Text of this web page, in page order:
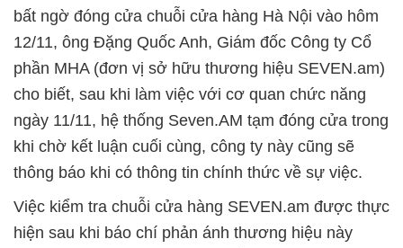
bất ngờ đóng cửa chuỗi cửa hàng Hà Nội vào hôm
12/11, ông Đặng Quốc Anh, Giám đốc Công ty Cổ
phần MHA (đơn vị sở hữu thương hiệu SEVEN.am)
cho biết, sau khi làm việc với cơ quan chức năng
ngày 11/11, hệ thống Seven.AM tạm đóng cửa trong
khi chờ kết luận cuối cùng, công ty này cũng sẽ
thông báo khi có thông tin chính thức về sự việc.
Việc kiểm tra chuỗi cửa hàng SEVEN.am được thực
hiện sau khi báo chí phản ánh thương hiệu này